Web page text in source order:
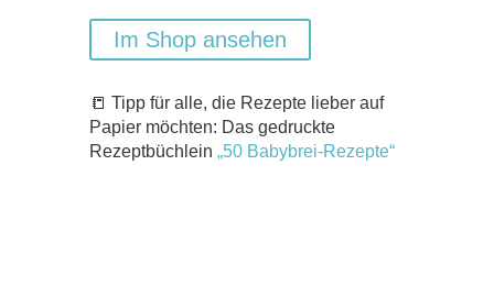
Im Shop ansehen
📒 Tipp für alle, die Rezepte lieber auf
Papier möchten: Das gedruckte
Rezeptbüchlein „50 Babybrei-Rezepte“